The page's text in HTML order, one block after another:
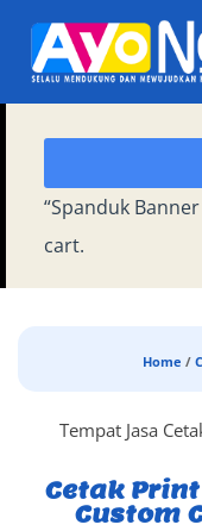
“Spanduk
cart.
Home /
Tempat Jasa
Cetak
Custom